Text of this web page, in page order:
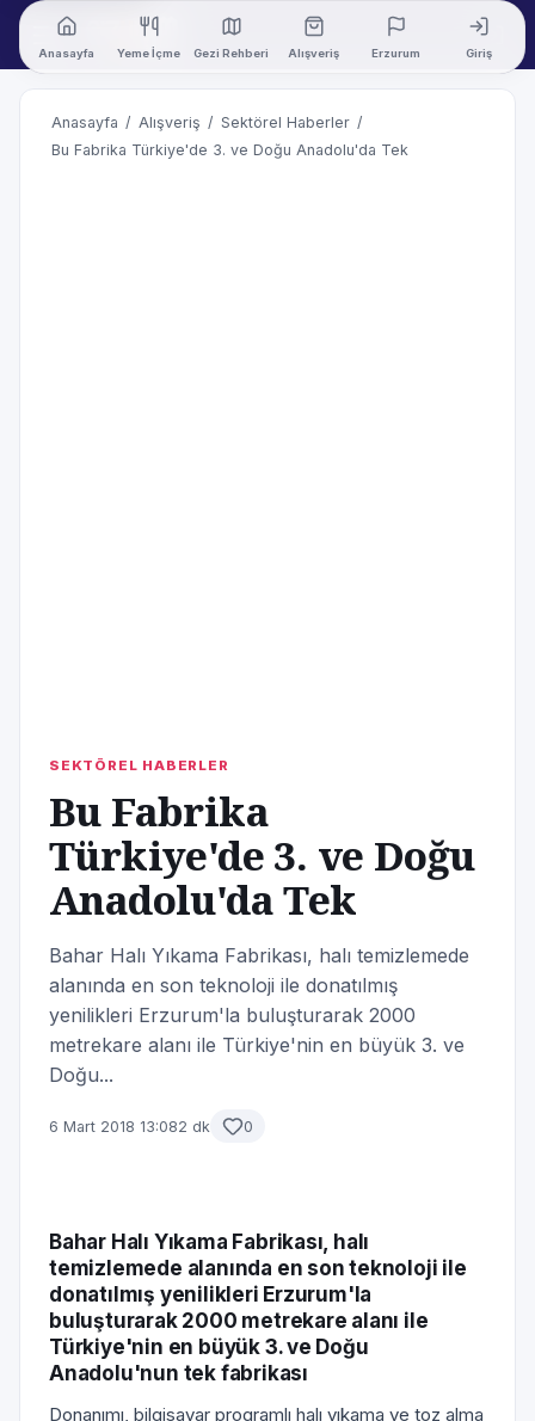
Anasayfa Yeme İçme Gezi Rehberi Alışveriş Erzurum Giriş
Anasayfa / Alışveriş / Sektörel Haberler /
Bu Fabrika Türkiye'de 3. ve Doğu Anadolu'da Tek
SEKTÖREL HABERLER
Bu Fabrika
Türkiye'de 3. ve Doğu
Anadolu'da Tek
Bahar Halı Yıkama Fabrikası, halı temizlemede
alanında en son teknoloji ile donatılmış
yenilikleri Erzurum'la buluşturarak 2000
metrekare alanı ile Türkiye'nin en büyük 3. ve
Doğu...
6 Mart 2018 13:082 dk 0
Bahar Halı Yıkama Fabrikası, halı
temizlemede alanında en son teknoloji ile
donatılmış yenilikleri Erzurum'la
buluşturarak 2000 metrekare alanı ile
Türkiye'nin en büyük 3. ve Doğu
Anadolu'nun tek fabrikası
Donanımı, bilgisayar programlı halı yıkama ve toz alma